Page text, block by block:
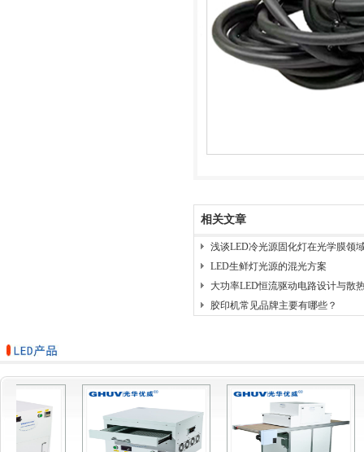
相关文章
浅谈LED冷光源固化灯在光学膜领
LED生鲜灯光源的混光方案
大功率LED恒流驱动电路设计与散
胶印机常见品牌主要有哪些？